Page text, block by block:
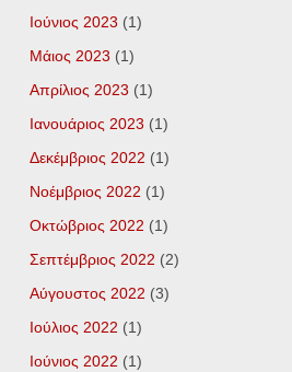
Ιούνιος 2023 (1)
Μάιος 2023 (1)
Απρίλιος 2023 (1)
Ιανουάριος 2023 (1)
Δεκέμβριος 2022 (1)
Νοέμβριος 2022 (1)
Οκτώβριος 2022 (1)
Σεπτέμβριος 2022 (2)
Αύγουστος 2022 (3)
Ιούλιος 2022 (1)
Ιούνιος 2022 (1)